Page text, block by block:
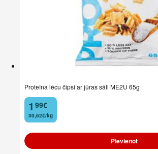
Proteīna lēcu čipsi ar jūras sāli ME2U 65g
1
. 99€
30,62€/kg
Pievienot